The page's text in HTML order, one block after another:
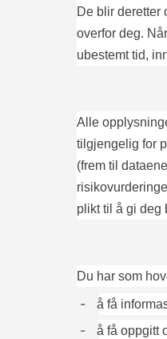
De blir deretter
overfor deg.
ubestemt tid,
Alle
tilgjengelig for
(frem til
plikt til å gi deg
Du har som
- å få
- å få oppgitt